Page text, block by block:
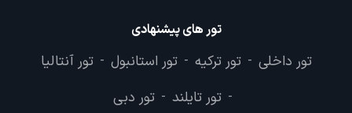
تور های پیشنهادی
تور داخلی - تور ترکیه - تور استانبول - تور آنتالیا
- تور تایلند - تور دبی